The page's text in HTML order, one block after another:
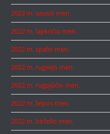
2023 m. sausio mėn.
2022 m. lapkričio mėn.
2022 m. spalio mėn.
2022 m. rugsėjo mėn.
2022 m. rugpjūčio mėn.
2022 m. liepos mėn.
2022 m. birželio mėn.